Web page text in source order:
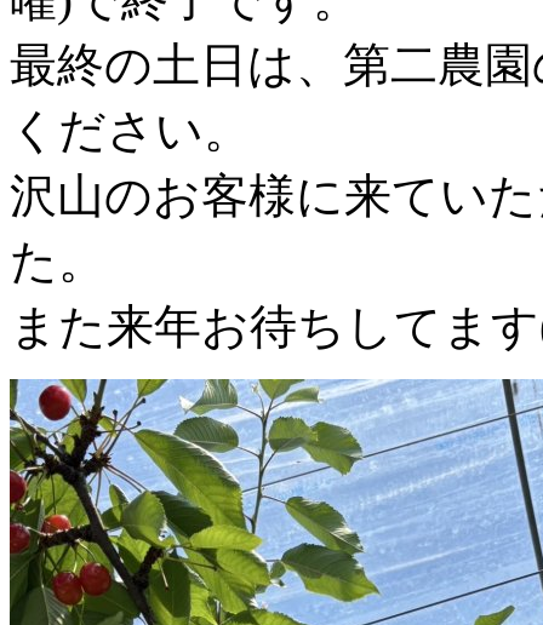
最終の土日は、第二農
ください。
沢山のお客様に来てい
た。
また来年お待ちしてま